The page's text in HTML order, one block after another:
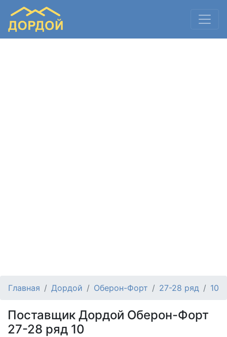
Главная Дордой Оберон-Форт 27-28 ряд 10
Поставщик Дордой Оберон-Форт
27-28 ряд 10